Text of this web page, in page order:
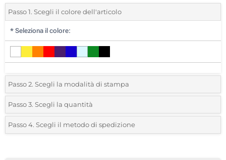
Passo 1. Scegli il colore dell'articolo
* Seleziona il colore:
Passo 2. Scegli la modalità di stampa
*Seleziona la posizione di stampa e il colore del vostro logo:
1 Colore (Al lato della clip)
Passo 3. Scegli la quantità
*Quantità desiderata:
Passo 4. Scegli il metodo di spedizione